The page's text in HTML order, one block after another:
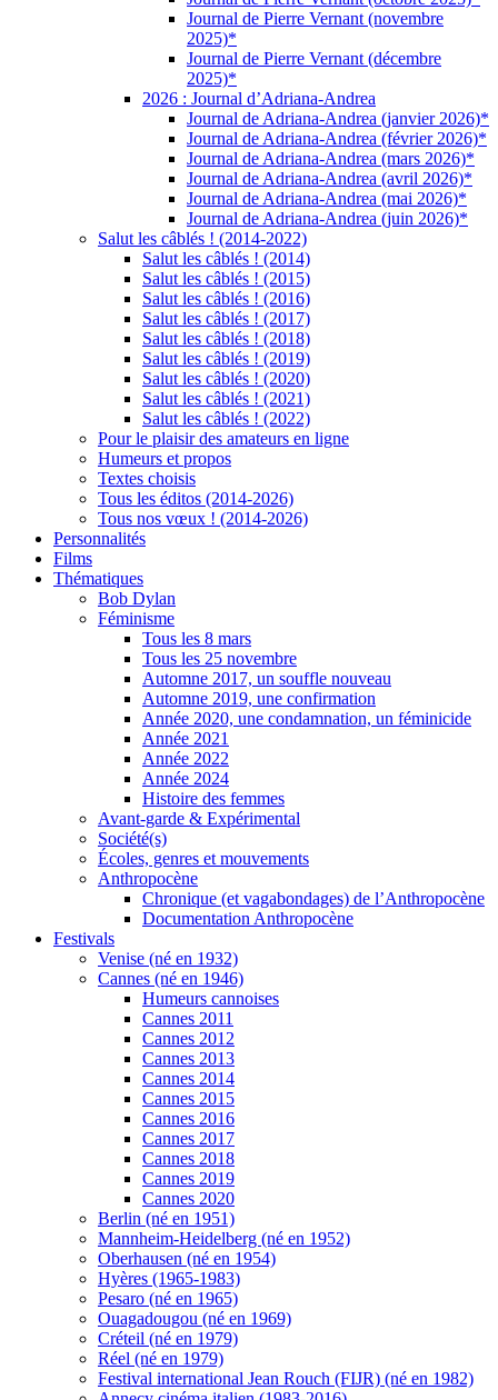
Journal de Pierre Vernant (novembre
2025)*
Journal de Pierre Vernant (décembre
2025)*
2026 : Journal d’Adriana-Andrea
Journal de Adriana-Andrea (janvier 2026)*
Journal de Adriana-Andrea (février 2026)*
Journal de Adriana-Andrea (mars 2026)*
Journal de Adriana-Andrea (avril 2026)*
Journal de Adriana-Andrea (mai 2026)*
Journal de Adriana-Andrea (juin 2026)*
Salut les câblés ! (2014-2022)
Salut les câblés ! (2014)
Salut les câblés ! (2015)
Salut les câblés ! (2016)
Salut les câblés ! (2017)
Salut les câblés ! (2018)
Salut les câblés ! (2019)
Salut les câblés ! (2020)
Salut les câblés ! (2021)
Salut les câblés ! (2022)
Pour le plaisir des amateurs en ligne
Humeurs et propos
Textes choisis
Tous les éditos (2014-2026)
Tous nos vœux ! (2014-2026)
Personnalités
Films
Thématiques
Bob Dylan
Féminisme
Tous les 8 mars
Tous les 25 novembre
Automne 2017, un souffle nouveau
Automne 2019, une confirmation
Année 2020, une condamnation, un féminicide
Année 2021
Année 2022
Année 2024
Histoire des femmes
Avant-garde & Expérimental
Société(s)
Écoles, genres et mouvements
Anthropocène
Chronique (et vagabondages) de l’Anthropocène
Documentation Anthropocène
Festivals
Venise (né en 1932)
Cannes (né en 1946)
Humeurs cannoises
Cannes 2011
Cannes 2012
Cannes 2013
Cannes 2014
Cannes 2015
Cannes 2016
Cannes 2017
Cannes 2018
Cannes 2019
Cannes 2020
Berlin (né en 1951)
Mannheim-Heidelberg (né en 1952)
Oberhausen (né en 1954)
Hyères (1965-1983)
Pesaro (né en 1965)
Ouagadougou (né en 1969)
Créteil (né en 1979)
Réel (né en 1979)
Festival international Jean Rouch (FIJR) (né en 1982)